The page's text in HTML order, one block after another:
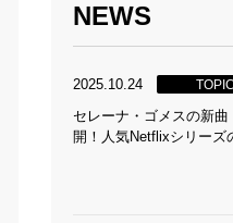
NEWS
2025.10.24
セレーナ・ゴメスの新
開！人気Netflixシリーズ